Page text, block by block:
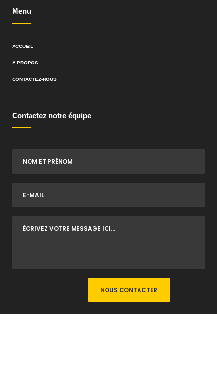
Menu
ACCUEIL
A PROPOS
CONTACTEZ-NOUS
Contactez notre équipe